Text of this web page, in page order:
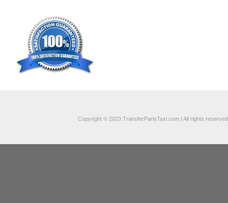
Copyright © 2023 TransferParisTaxi.com | All rights reserved